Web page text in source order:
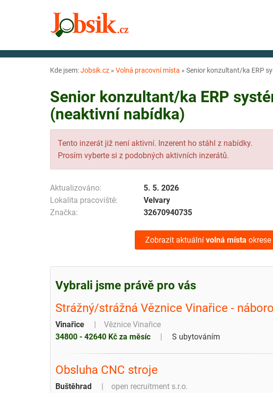
Kde jsem:Jobsik.cz » Volná pracovní místa » Senior konzultant/ka ERP
Senior konzultant/ka ERP
(neaktivní nabídka)
Tento inzerát již není aktivní. Inzerent ho stáhl z nabídky.
Prosím vyberte si z podobných aktivních inzerátů.
Aktualizováno:
5. 5. 2026
Lokalita pracoviště:
Velvary
Značka:
32670940735
Zobrazit aktuální volná místa okrese
Vybrali jsme právě pro vás
Strážný/strážná Věznice Vinařice -
Vinařice
Věznice Vinařice
34800 - 42640 Kč za měsíc
S ubytováním
Obsluha CNC stroje
Buštěhrad
open recruitment s.r.o.